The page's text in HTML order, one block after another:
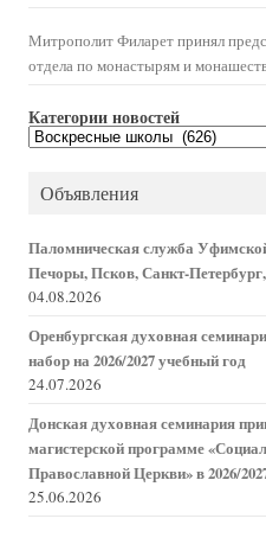
Митрополит Филарет принял
отдела по монастырям и
Категории новостей
Категории
новостей
Объявления
Паломническая служба
Печоры, Псков, Санкт-
04.08.2026
Оренбургская духовная
набор на 2026/2027 учебный год
24.07.2026
Донская духовная семинария
магистерской программе
Православной Церкви» в 2026/
25.06.2026